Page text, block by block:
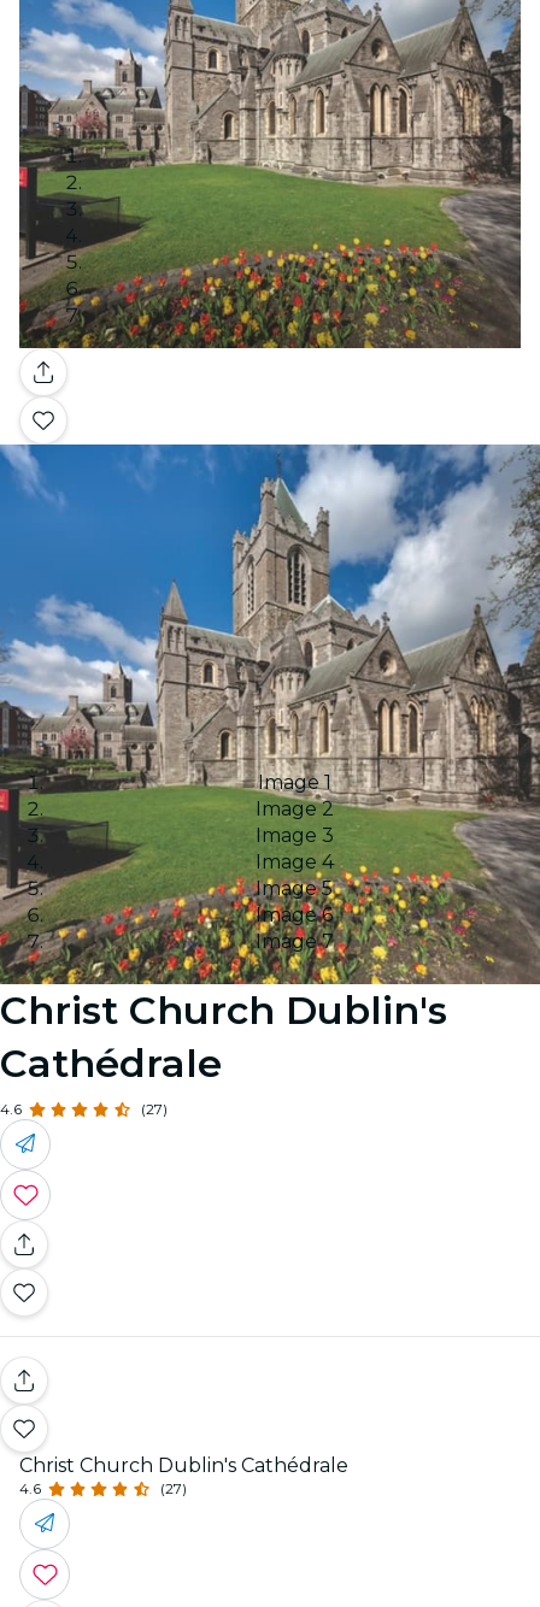
Galerie
Image 1
Image 2
Image 3
Image 4
Image 5
Image 6
Image 7
Christ Church Dublin's
Cathédrale
4.6 (27)
Christ Church Dublin's Cathédrale
4.6 (27)